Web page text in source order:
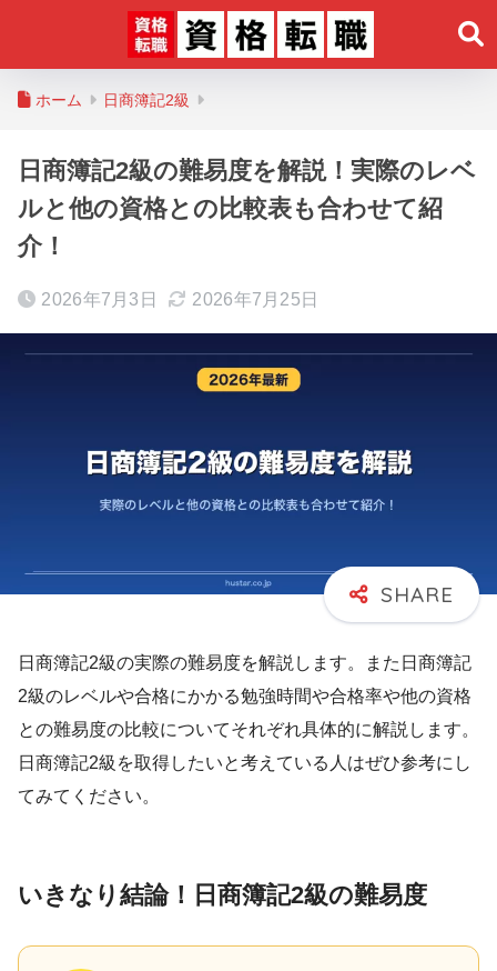
ホーム 日商簿記2級
日商簿記2級の難易度を解説！実際のレベ
ルと他の資格との比較表も合わせて紹
介！
2026年7月3日 2026年7月25日
日商簿記2級の実際の難易度を解説します。また日商簿記
2級のレベルや合格にかかる勉強時間や合格率や他の資格
との難易度の比較についてそれぞれ具体的に解説します。
日商簿記2級を取得したいと考えている人はぜひ参考にし
てみてください。
いきなり結論！日商簿記2級の難易度